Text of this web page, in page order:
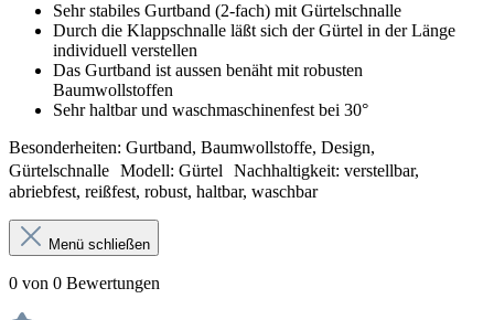
Sehr stabiles Gurtband (2-fach) mit Gürtelschnalle
Durch die Klappschnalle läßt sich der Gürtel in der Länge
individuell verstellen
Das Gurtband ist aussen benäht mit robusten
Baumwollstoffen
Sehr haltbar und waschmaschinenfest bei 30°
Besonderheiten: Gurtband, Baumwollstoffe, Design,
Gürtelschnalle Modell: Gürtel Nachhaltigkeit: verstellbar,
abriebfest, reißfest, robust, haltbar, waschbar
Menü schließen
0 von 0 Bewertungen